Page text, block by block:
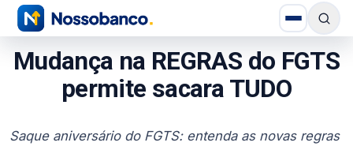
Mudança na REGRAS do FGTS
permite sacara TUDO
Saque aniversário do FGTS: entenda as novas regras